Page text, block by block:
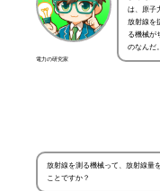
電力の研究家
は、原子
放射線を
る機械が
のなんだ。
放射線を測る機械って、放射線量
ことですか？